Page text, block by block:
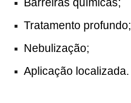
Tratamento profundo;
Nebulização;
Aplicação localizada.